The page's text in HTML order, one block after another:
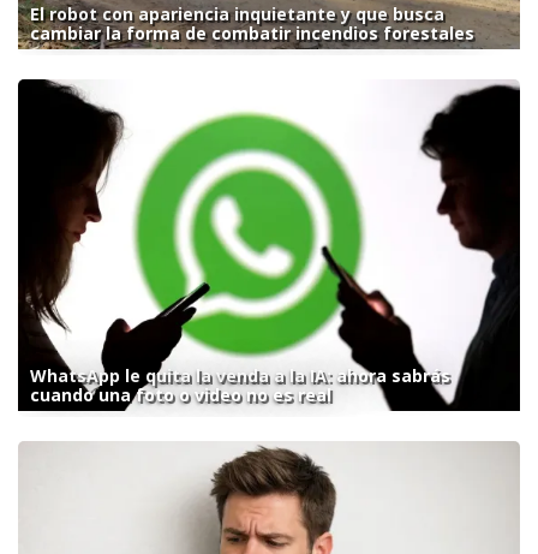
El robot con apariencia inquietante y que busca
cambiar la forma de combatir incendios forestales
WhatsApp le quita la venda a la IA: ahora sabrás
cuando una foto o video no es real